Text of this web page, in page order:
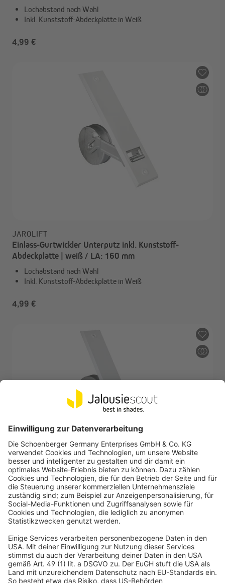
Lochabstand nach Wahl
Inkl. Kunststoff-Abdeckplatte in Weiß
4,99 €
JAROLIFT
Einlass-Gurtwickler Unterputz inkl. Kunststoff-
Abdeckplatte | weiß / LA: 160 mm
Lochabstand nach Wahl
Inkl. Kunststoff-Abdeckplatte in Weiß
4,99 €
JAROLIFT
Einlass-Gurtwickler Unterputz inkl. Kunststoff-
Abdeckplatte | weiß / LA: 186 mm
Lochabstand nach Wahl
Inkl. Kunststoff-Abdeckplatte in Weiß
5,99 €